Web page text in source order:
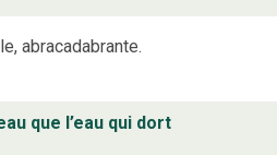
abracadabrante.
que l’eau qui dort